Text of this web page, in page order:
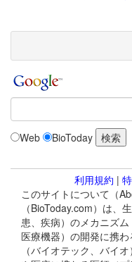
Web BioToday
利用規約 |
このサイトについて（
（BioToday.com）は、
患、疾病）のメカニズム
医療機器）の開発に携
（バイオテック、バイ